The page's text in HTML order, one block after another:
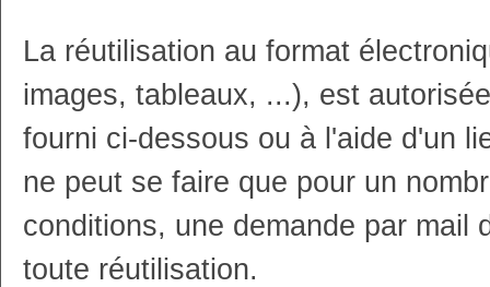
La réutilisation au format
images, tableaux, ...), est
fourni ci-dessous ou à l'aide d'un
ne peut se faire que pour un
conditions, une demande par mail
toute réutilisation.